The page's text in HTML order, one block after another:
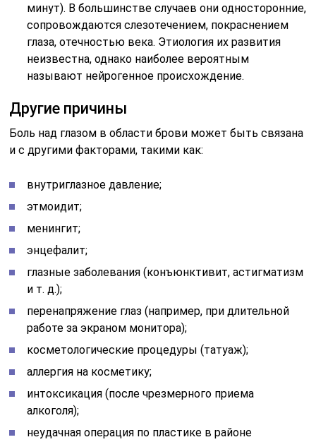
минут). В большинстве случаев они односторонние,
сопровождаются слезотечением, покраснением
глаза, отечностью века. Этиология их развития
неизвестна, однако наиболее вероятным
называют нейрогенное происхождение.
Другие причины
Боль над глазом в области брови может быть связана
и с другими факторами, такими как:
внутриглазное давление;
этмоидит;
менингит;
энцефалит;
глазные заболевания (конъюнктивит, астигматизм
и т. д.);
перенапряжение глаз (например, при длительной
работе за экраном монитора);
косметологические процедуры (татуаж);
аллергия на косметику;
интоксикация (после чрезмерного приема
алкоголя);
неудачная операция по пластике в районе